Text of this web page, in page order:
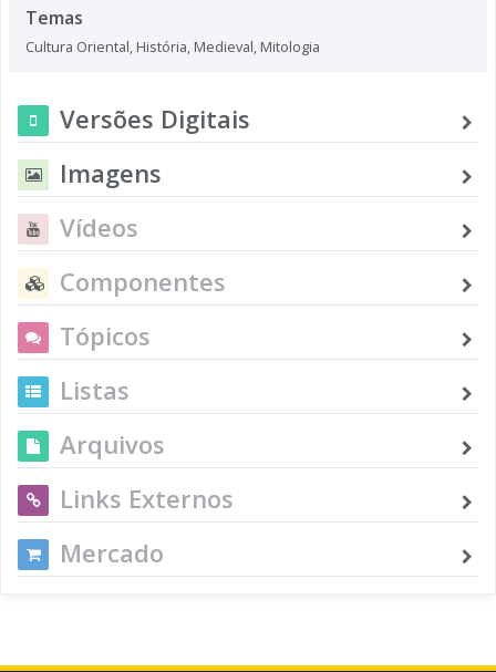
Temas
Cultura Oriental, História, Medieval, Mitologia
Versões Digitais
Imagens
Vídeos
Componentes
Tópicos
Listas
Arquivos
Links Externos
Mercado